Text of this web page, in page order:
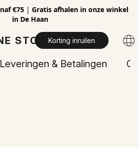
€75 | Gratis afhalen in onze winkel
in De Haan
STOREKorting inruilen
Leveringen & Betalingen